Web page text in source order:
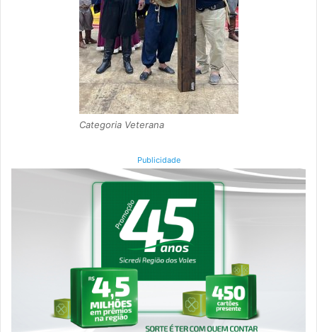
Categoria Veterana
Publicidade